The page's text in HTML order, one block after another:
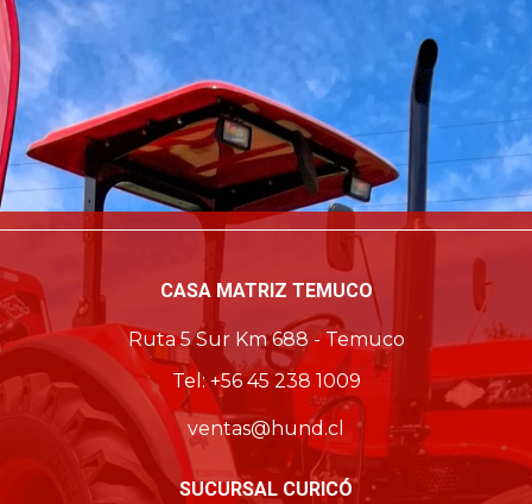
CASA MATRIZ TEMUCO
Ruta 5 Sur Km 688 - Temuco
Tel: +56 45 238 1009
ventas@hund.cl
SUCURSAL CURICÓ